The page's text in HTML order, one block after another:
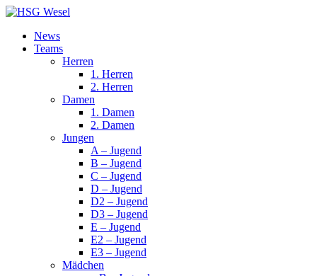
News
Teams
Herren
1. Herren
2. Herren
Damen
1. Damen
2. Damen
Jungen
A – Jugend
B – Jugend
C – Jugend
D – Jugend
D2 – Jugend
D3 – Jugend
E – Jugend
E2 – Jugend
E3 – Jugend
Mädchen